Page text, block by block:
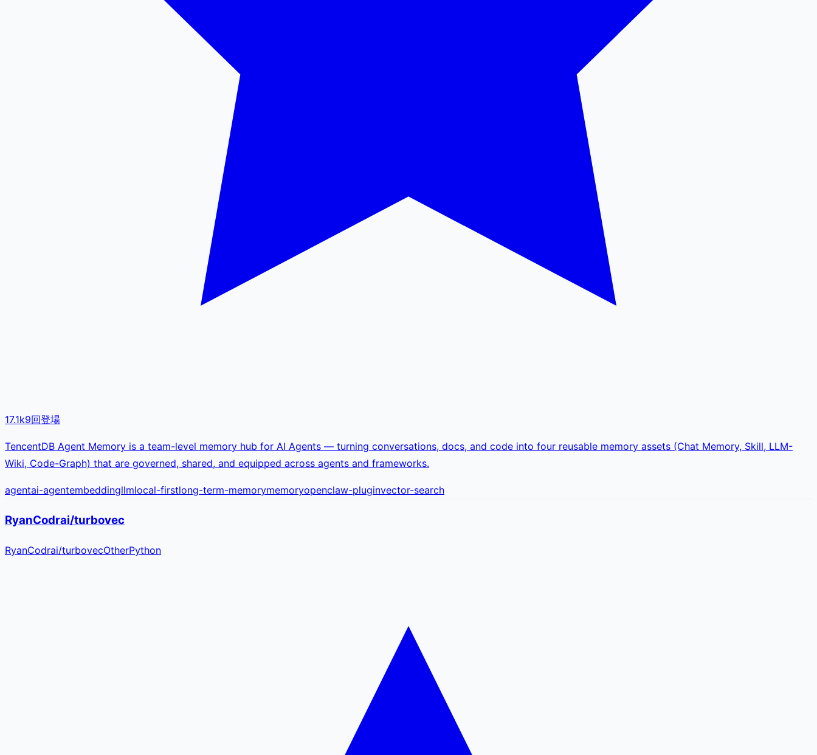
17.1k9回登場
TencentDB Agent Memory is a team-level memory hub for AI Agents — turning conversations, docs, and code into four reusable memory assets (Chat Memory, Skill, LLM-
Wiki, Code-Graph) that are governed, shared, and equipped across agents and frameworks.
agentai-agentembeddingllmlocal-firstlong-term-memorymemoryopenclaw-pluginvector-search
RyanCodrai/turbovec
RyanCodrai/turbovecOtherPython